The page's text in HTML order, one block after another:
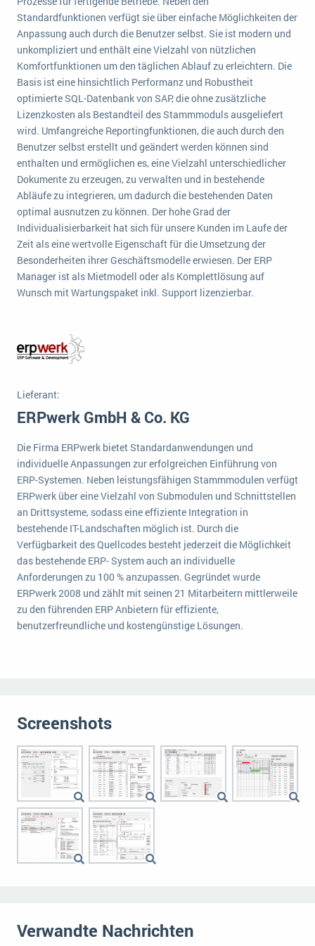
Logistik
Produktion
Immobilien
Services
Textil und Mode
Vermietung
Versorgung
wichtigsten Punkte, die es zu beachten gilt
Service Level Agreements (SLA) und ERP: Was muss man wissen?
ERP-Software für Abfallentsorger
Digitale Arbeitsaufträge in Ihrem ERP- oder FSM-System: clever und effizient
MEHR ÜBER ERP-SOFTWARE
ERP News
SAP übernimmt Reltio für eine bessere
Datenintegration
SAP investiert mit zwei strategischen Übernahmen in Enterprise-KI
NACHRICHTENARCHIV
Standardfunktionen verfügt sie über einfache Möglichkeiten der
Anpassung auch durch die Benutzer selbst. Sie ist modern und
unkompliziert und enthält eine Vielzahl von nützlichen
Komfortfunktionen um den täglichen Ablauf zu erleichtern. Die
Basis ist eine hinsichtlich Performanz und Robustheit
optimierte SQL-Datenbank von SAP, die ohne zusätzliche
Lizenzkosten als Bestandteil des Stammmoduls ausgeliefert
wird. Umfangreiche Reportingfunktionen, die auch durch den
Benutzer selbst erstellt und geändert werden können sind
enthalten und ermöglichen es, eine Vielzahl unterschiedlicher
Dokumente zu erzeugen, zu verwalten und in bestehende
Abläufe zu integrieren, um dadurch die bestehenden Daten
optimal ausnutzen zu können. Der hohe Grad der
Individualisierbarkeit hat sich für unsere Kunden im Laufe der
Zeit als eine wertvolle Eigenschaft für die Umsetzung der
Besonderheiten ihrer Geschäftsmodelle erwiesen. Der ERP
Manager ist als Mietmodell oder als Komplettlösung auf
Wunsch mit Wartungspaket inkl. Support lizenzierbar.
Lieferant:
ERPwerk GmbH & Co. KG
Die Firma ERPwerk bietet Standardanwendungen und
individuelle Anpassungen zur erfolgreichen Einführung von
ERP-Systemen. Neben leistungsfähigen Stammmodulen verfügt
ERPwerk über eine Vielzahl von Submodulen und Schnittstellen
an Drittsysteme, sodass eine effiziente Integration in
bestehende IT-Landschaften möglich ist. Durch die
Verfügbarkeit des Quellcodes besteht jederzeit die Möglichkeit
das bestehende ERP- System auch an individuelle
Anforderungen zu 100 % anzupassen. Gegründet wurde
ERPwerk 2008 und zählt mit seinen 21 Mitarbeitern mittlerweile
zu den führenden ERP Anbietern für effiziente,
benutzerfreundliche und kostengünstige Lösungen.
Screenshots
Verwandte Nachrichten